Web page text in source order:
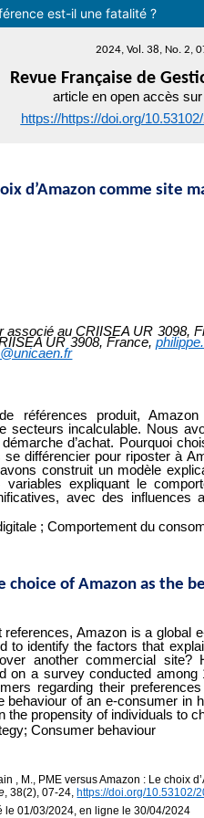
est-il une fatalité ?